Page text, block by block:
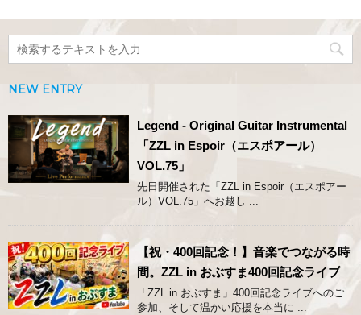
NEW ENTRY
Legend - Original Guitar Instrumental
「ZZL in Espoir（エスポアール）
VOL.75」
先日開催された「ZZL in Espoir（エスポアー
ル）VOL.75」へお越し ...
【祝・400回記念！】音楽でつながる時
間。ZZL in おぶすま400回記念ライブ
「ZZL in おぶすま」400回記念ライブへのご
参加、そして温かい応援を本当に ...